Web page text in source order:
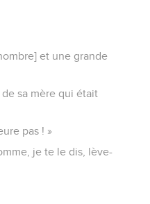
et une grande
sa mère qui était
pas ! »
je te le dis, lève-